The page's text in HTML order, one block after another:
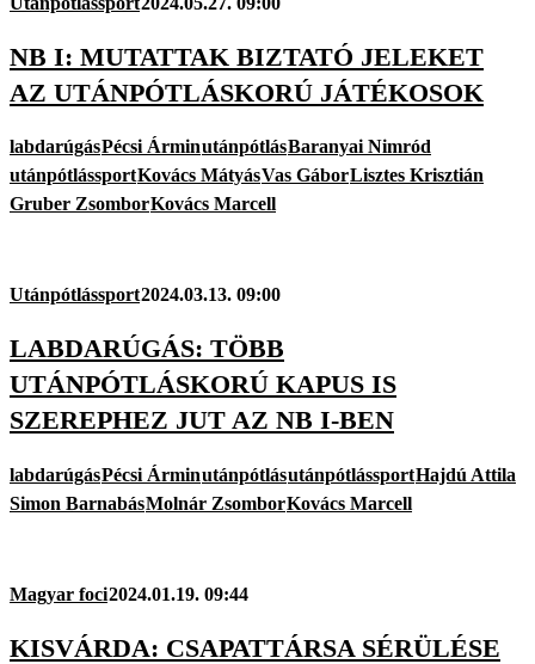
NB I: MUTATTAK BIZTATÓ JELEKET
AZ UTÁNPÓTLÁSKORÚ JÁTÉKOSOK
labdarúgásPécsi ÁrminutánpótlásBaranyai Nimród
utánpótlássportKovács MátyásVas GáborLisztes Krisztián
Gruber ZsomborKovács Marcell
Utánpótlássport2024.03.13. 09:00
LABDARÚGÁS: TÖBB
UTÁNPÓTLÁSKORÚ KAPUS IS
SZEREPHEZ JUT AZ NB I-BEN
labdarúgásPécsi ÁrminutánpótlásutánpótlássportHajdú Attila
Simon BarnabásMolnár ZsomborKovács Marcell
Magyar foci2024.01.19. 09:44
KISVÁRDA: CSAPATTÁRSA SÉRÜLÉSE